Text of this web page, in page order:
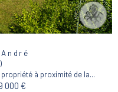
à proximité de la...
000 €